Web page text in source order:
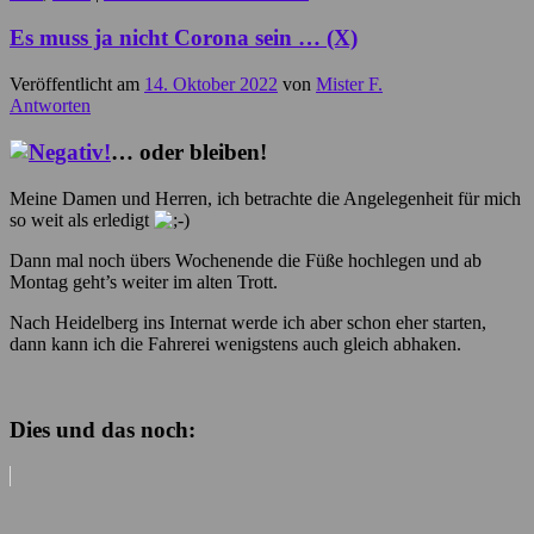
Es muss ja nicht Corona sein … (X)
Veröffentlicht am 14. Oktober 2022 von Mister F.
Antworten
… oder bleiben!
Meine Damen und Herren, ich betrachte die Angelegenheit für mich
so weit als erledigt
Dann mal noch übers Wochenende die Füße hochlegen und ab
Montag geht’s weiter im alten Trott.
Nach Heidelberg ins Internat werde ich aber schon eher starten,
dann kann ich die Fahrerei wenigstens auch gleich abhaken.
Dies und das noch: